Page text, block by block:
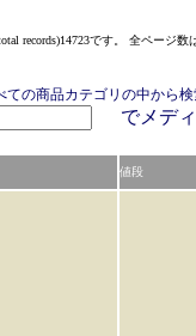
records)14723です。 全ページ数
ての商品カテゴリの中から
でメデ
値段